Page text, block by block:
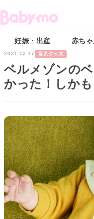
妊娠・出産 赤ち
2021.12.17 育児グッズ
ベルメゾンの
かった！しか
イテムをチェ